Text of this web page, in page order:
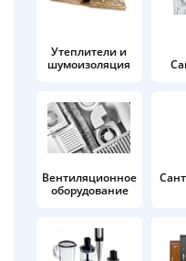
Утеплители и
шумоизоляция
Вентиляционное
оборудование
выбранный
Оставшиеся
%
по25%каждые 2
Подробнее
об оплате